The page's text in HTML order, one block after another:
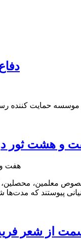
و هشت ثور
بخصوص معلمین،
از شعر